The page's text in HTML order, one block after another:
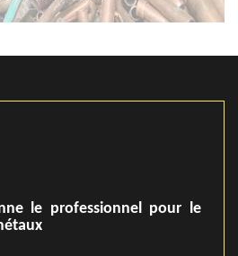
le professionnel pour le